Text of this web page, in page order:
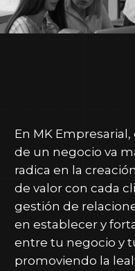
En MK
de un negocio va
radica en la
de valor con cada
gestión de
en establecer y
entre tu negocio y
promoviendo la